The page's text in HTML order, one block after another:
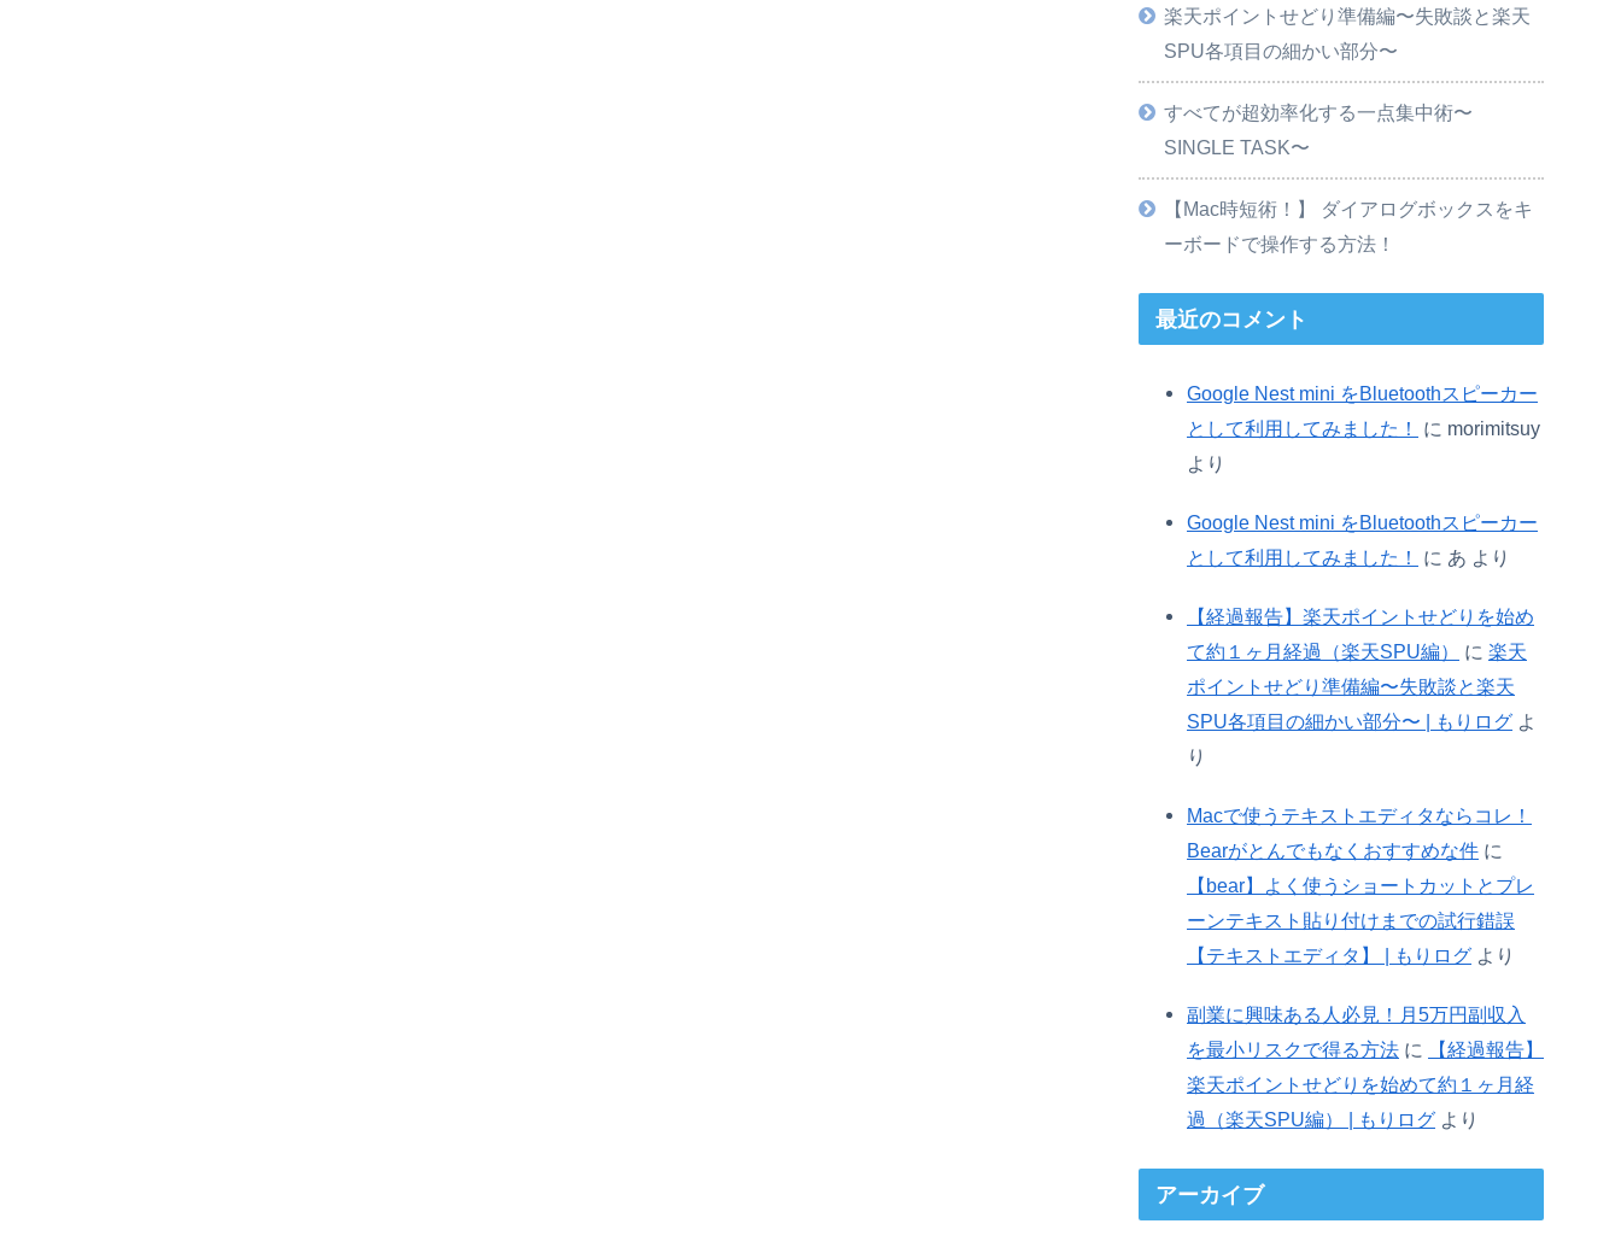
楽天ポイントせどり準備編〜失敗談と楽天
SPU各項目の細かい部分〜
すべてが超効率化する一点集中術〜
SINGLE TASK〜
【Mac時短術！】 ダイアログボックスをキ
ーボードで操作する方法！
最近のコメント
Google Nest mini をBluetoothスピーカー
として利用してみました！
に morimitsuy
より
Google Nest mini をBluetoothスピーカー
として利用してみました！
に あ より
【経過報告】楽天ポイントせどりを始め
て約１ヶ月経過（楽天SPU編）
に 楽天
ポイントせどり準備編〜失敗談と楽天
SPU各項目の細かい部分〜 | もりログ よ
り
Macで使うテキストエディタならコレ！
Bearがとんでもなくおすすめな件 に
【bear】よく使うショートカットとプレ
ーンテキスト貼り付けまでの試行錯誤
【テキストエディタ】 | もりログ より
副業に興味ある人必見！月5万円副収入
を最小リスクで得る方法 に
【経過報告】
楽天ポイントせどりを始めて約１ヶ月経
過（楽天SPU編） | もりログ より
アーカイブ